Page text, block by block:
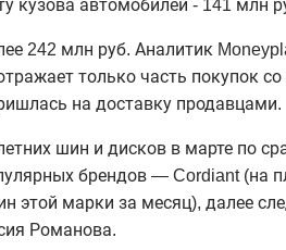
кузова автомобилей - 141 млн
242 млн руб. Аналитик
только часть покупок со
на доставку продавцами.
шин и дисков в марте по
брендов — Cordiant(на
этой марки за месяц), далее
Романова.